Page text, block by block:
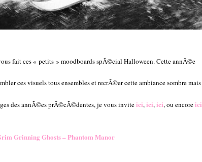
fait ces « petits » moodboards spÃ©cial Halloween. Cette annÃ©e
ces visuels tous ensembles et recrÃ©er cette ambiance sombre mais
des annÃ©es prÃ©cÃ©dentes, je vous inviteici,ici,ici, ou encoreici
Grinning Ghosts – Phantom Manor